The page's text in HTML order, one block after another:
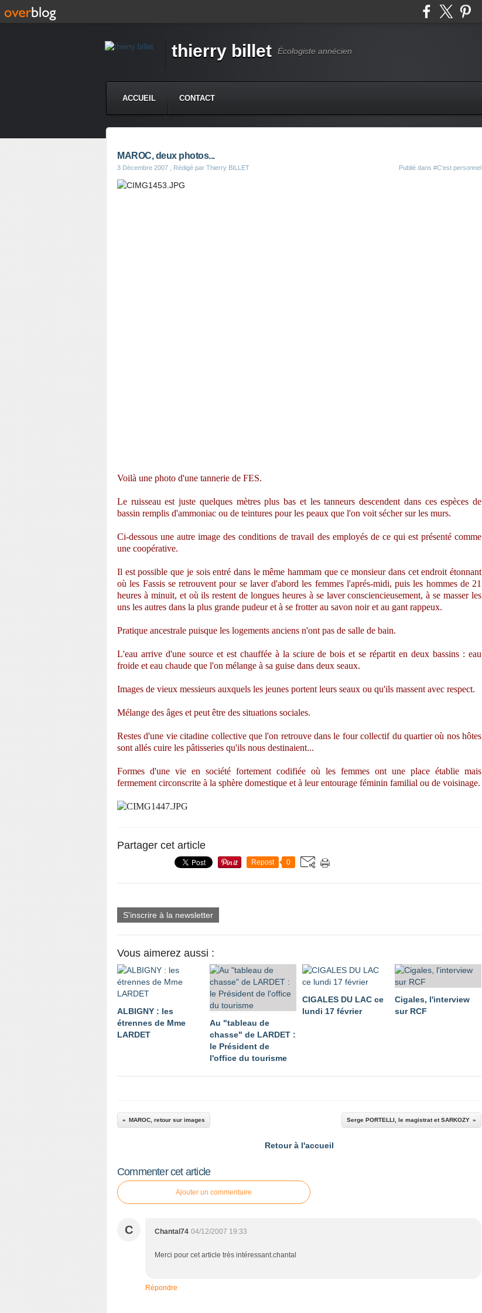
thierry billet Écologiste annécien
ACCUEIL CONTACT
MAROC, deux photos...
3 Décembre 2007 , Rédigé par Thierry BILLET Publié dans #C'est personnel
Voilà une photo d'une tannerie de FES.
Le ruisseau est juste quelques mètres plus bas et les tanneurs descendent dans ces espèces de
bassin remplis d'ammoniac ou de teintures pour les peaux que l'on voit sécher sur les murs.
Ci-dessous une autre image des conditions de travail des employés de ce qui est présenté comme
une coopérative.
Il est possible que je sois entré dans le même hammam que ce monsieur dans cet endroit étonnant
où les Fassis se retrouvent pour se laver d'abord les femmes l'aprés-midi, puis les hommes de 21
heures à minuit, et où ils restent de longues heures à se laver consciencieusement, à se masser les
uns les autres dans la plus grande pudeur et à se frotter au savon noir et au gant rappeux.
Pratique ancestrale puisque les logements anciens n'ont pas de salle de bain.
L'eau arrive d'une source et est chauffée à la sciure de bois et se répartit en deux bassins : eau
froide et eau chaude que l'on mélange à sa guise dans deux seaux.
Images de vieux messieurs auxquels les jeunes portent leurs seaux ou qu'ils massent avec respect.
Mélange des âges et peut être des situations sociales.
Restes d'une vie citadine collective que l'on retrouve dans le four collectif du quartier où nos hôtes
sont allés cuire les pâtisseries qu'ils nous destinaient...
Formes d'une vie en société fortement codifiée où les femmes ont une place établie mais
fermement circonscrite à la sphère domestique et à leur entourage féminin familial ou de voisinage.
Partager cet article
Repost 0
S'inscrire à la newsletter
Vous aimerez aussi :
ALBIGNY : les
étrennes de Mme
LARDET
Au "tableau de
chasse" de LARDET :
le Président de
l'office du tourisme
CIGALES DU LAC ce
lundi 17 février
Cigales, l'interview
sur RCF
MAROC, retour sur images Serge PORTELLI, le magistrat et SARKOZY
Retour à l'accueil
Commenter cet article
Ajouter un commentaire
C Chantal74 04/12/2007 19:33
Merci pour cet article très intéressant.chantal
Répondre